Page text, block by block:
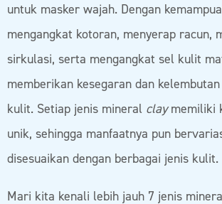
untuk masker wajah. Dengan
mengangkat kotoran, menyerap racun,
sirkulasi, serta mengangkat sel kulit
memberikan kesegaran dan
kulit. Setiap jenis mineral claymemiliki
unik, sehingga manfaatnya pun
disesuaikan dengan berbagai jenis kulit.
Mari kita kenali lebih jauh 7 jenis